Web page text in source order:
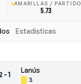
AMARILLAS / PARTIDO
5.73
Estadisticas
-1
Lanús
3